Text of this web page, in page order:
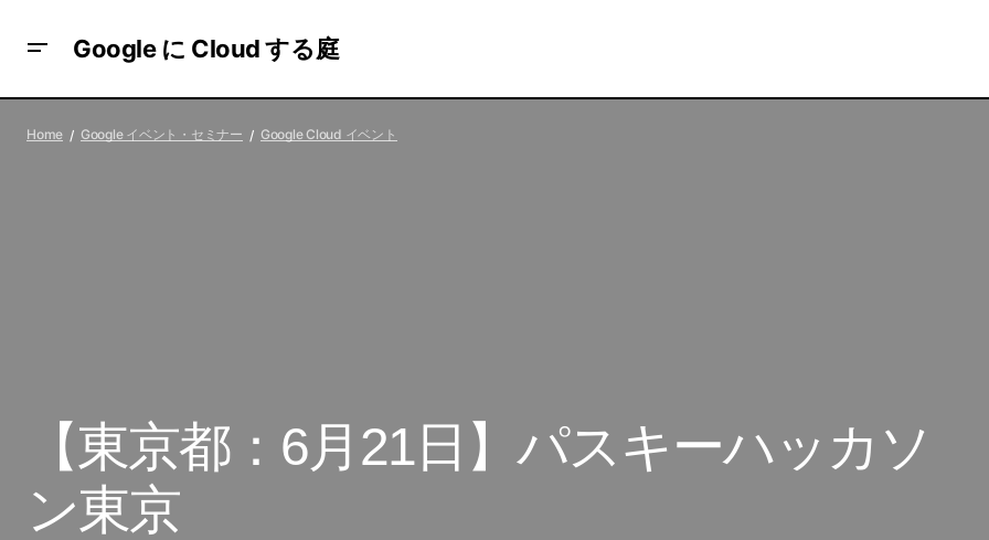
Google に Cloud する庭
リのジャンルと市場トレンド
Home Google イベント・セミナー Google Cloud イベント
【東京都：6月21日】パスキーハッカソ
ン東京